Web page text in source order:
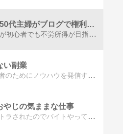
ぶるだい| 50代主婦がブログで権利収入を目指す！
50代の主婦が初心者でも不労所得が目指せる副業ブログの方法をシェアしています。ブログアフィリエイトを長年やってきてアフィリエイトだけでは権利収入にならないと実感している理由も公開です。
い副業
ブログ初心者のためにノウハウを発信するサイトです。 ブログの始め方や記事の書き方、稼ぐ方法などについて更新しています。
やじの気ままな仕事
会社にリストラされたのでバイトやってるオジサンです。でもこれだけじゃ食っていけない･･･ ってことでネットを使って仕事始めました。